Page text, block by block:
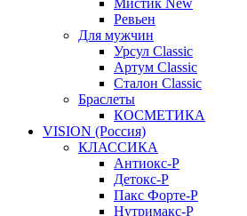
Ревьен
Для мужчин
Урсул Classic
Артум Classic
Сталон Classic
Браслеты
КОСМЕТИКА
VISION (Россия)
КЛАССИКА
Антиокс-Р
Детокс-Р
Пакс Форте-Р
Нутримакс-Р